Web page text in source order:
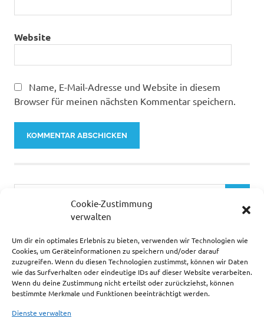
Cookie-Zustimmung
verwalten
Um dir ein optimales Erlebnis zu bieten, verwenden wir Technologien wie
Cookies, um Geräteinformationen zu speichern und/oder darauf
zuzugreifen. Wenn du diesen Technologien zustimmst, können wir Daten
wie das Surfverhalten oder eindeutige IDs auf dieser Website verarbeiten.
Wenn du deine Zustimmung nicht erteilst oder zurückziehst, können
bestimmte Merkmale und Funktionen beeinträchtigt werden.
Dienste verwalten
Website
Name, E-Mail-Adresse und Website in diesem
Browser für meinen nächsten Kommentar speichern.
… ZUR ZEIT SEHR BELIEBT.